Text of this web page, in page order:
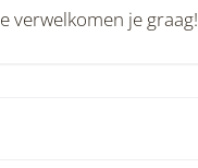
verwelkomen je graag!